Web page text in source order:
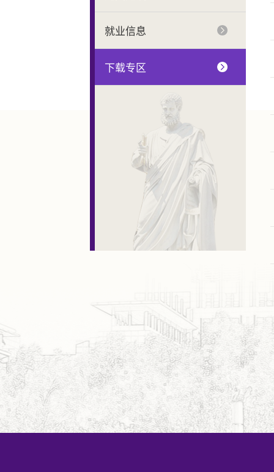
就业信息
下载专区